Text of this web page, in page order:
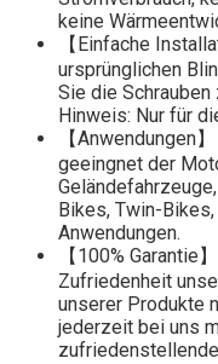
keine
【Einfache
ursprünglichen
Sie die
Hinweis: Nur für
【Anwendungen
geeingnet der
Bikes, Twin-
Anwendungen.
【100% Garantie
Zufriedenheit
unserer Produkte
jederzeit bei uns